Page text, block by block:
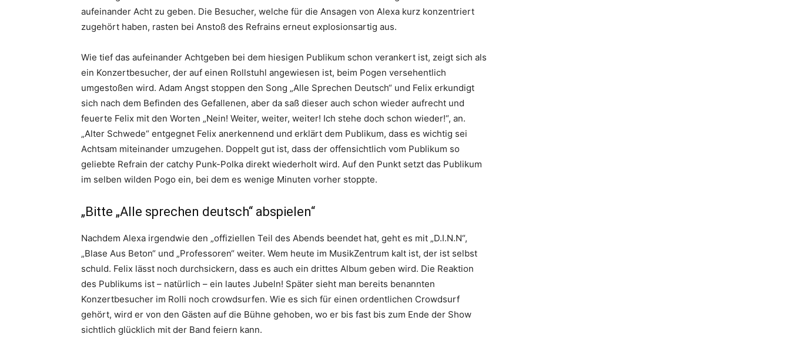
aufeinander Acht zu geben. Die Besucher, welche für die Ansagen von Alexa kurz konzentriert
zugehört haben, rasten bei Anstoß des Refrains erneut explosionsartig aus.
Wie tief das aufeinander Achtgeben bei dem hiesigen Publikum schon verankert ist, zeigt sich als
ein Konzertbesucher, der auf einen Rollstuhl angewiesen ist, beim Pogen versehentlich
umgestoßen wird. Adam Angst stoppen den Song „Alle Sprechen Deutsch“ und Felix erkundigt
sich nach dem Befinden des Gefallenen, aber da saß dieser auch schon wieder aufrecht und
feuerte Felix mit den Worten „Nein! Weiter, weiter, weiter! Ich stehe doch schon wieder!“, an.
„Alter Schwede“ entgegnet Felix anerkennend und erklärt dem Publikum, dass es wichtig sei
Achtsam miteinander umzugehen. Doppelt gut ist, dass der offensichtlich vom Publikum so
geliebte Refrain der catchy Punk-Polka direkt wiederholt wird. Auf den Punkt setzt das Publikum
im selben wilden Pogo ein, bei dem es wenige Minuten vorher stoppte.
„Bitte „Alle sprechen deutsch“ abspielen“
Nachdem Alexa irgendwie den „offiziellen Teil des Abends beendet hat, geht es mit „D.I.N.N“,
„Blase Aus Beton“ und „Professoren“ weiter. Wem heute im MusikZentrum kalt ist, der ist selbst
schuld. Felix lässt noch durchsickern, dass es auch ein drittes Album geben wird. Die Reaktion
des Publikums ist – natürlich – ein lautes Jubeln! Später sieht man bereits benannten
Konzertbesucher im Rolli noch crowdsurfen. Wie es sich für einen ordentlichen Crowdsurf
gehört, wird er von den Gästen auf die Bühne gehoben, wo er bis fast bis zum Ende der Show
sichtlich glücklich mit der Band feiern kann.